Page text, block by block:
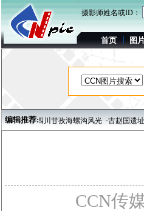
摄影师姓名或ID：
首页 图
编辑推荐:
四川甘孜海螺沟风光 ·古赵国遗址——河北
CCN传